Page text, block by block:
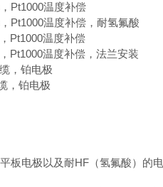
Pt1000温度补偿
Pt1000温度补偿，耐氢氟酸
Pt1000温度补偿
Pt1000温度补偿，法兰安装
，铂电极
，铂电极
板电极以及耐HF（氢氟酸）的电